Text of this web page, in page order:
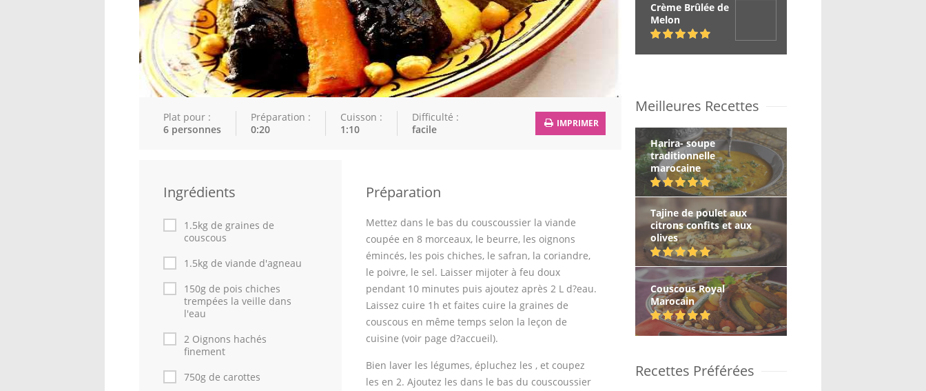
Plat pour :
6 personnes
Préparation :
0:20
Cuisson :
1:10
Difficulté :
facile
IMPRIMER
Ingrédients
1.5kg de graines de
couscous
1.5kg de viande d'agneau
150g de pois chiches
trempées la veille dans
l'eau
2 Oignons hachés
finement
750g de carottes
Préparation
Mettez dans le bas du couscoussier la viande
coupée en 8 morceaux, le beurre, les oignons
émincés, les pois chiches, le safran, la coriandre,
le poivre, le sel. Laisser mijoter à feu doux
pendant 10 minutes puis ajoutez après 2 L d?eau.
Laissez cuire 1h et faites cuire la graines de
couscous en même temps selon la leçon de
cuisine (voir page d?accueil).
Bien laver les légumes, épluchez les , et coupez
les en 2. Ajoutez les dans le bas du couscoussier
Crème Brûlée de
Melon
Meilleures Recettes
Harira- soupe
traditionnelle
marocaine
Tajine de poulet aux
citrons confits et aux
olives
Couscous Royal
Marocain
Recettes Préférées